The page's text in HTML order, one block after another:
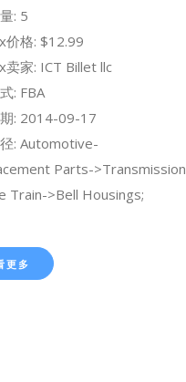
: 5
价格: $12.99
卖家: ICT Billet llc
: FBA
期: 2014-09-17
: Automotive-
Parts->Transmission
Train->Bell Housings;
更多